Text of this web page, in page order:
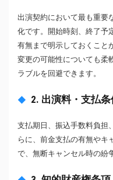
出演契約において最も重要
化です。開始時刻、終了予
有無まで明示しておくこと
変更の可能性についても柔
ラブルを回避できます。
2. 出演料・支払
支払期日、振込手数料負担
らに、前金支払の有無やキ
で、無断キャンセル時の紛